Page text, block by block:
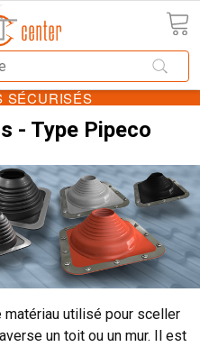
SÉCURISÉS
- Type Pipeco
utilisé pour sceller
un toit ou un mur. Il est